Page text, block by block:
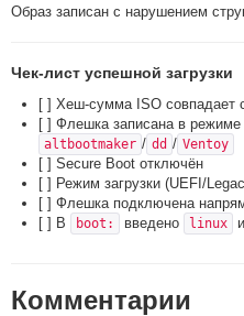
Образ записан с нарушением
Чек-лист успешной загрузки
[ ] Хеш-сумма ISO совпадает
[ ] Флешка записана в режиме
altbootmaker / dd / Ventoy
[ ] Secure Boot отключён
[ ] Режим загрузки (UEFI/
[ ] Флешка подключена
[ ] В
boot: введено linux
Комментарии